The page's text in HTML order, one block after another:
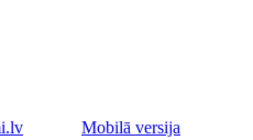
Mobilā versija